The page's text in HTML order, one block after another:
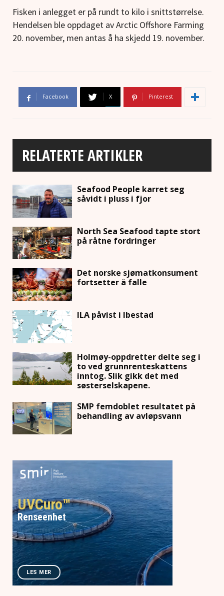
Fisken i anlegget er på rundt to kilo i snittstørrelse.
Hendelsen ble oppdaget av Arctic Offshore Farming
20. november, men antas å ha skjedd 19. november.
Facebook X Pinterest
RELATERTE ARTIKLER
Seafood People karret seg
såvidt i pluss i fjor
North Sea Seafood tapte stort
på råtne fordringer
Det norske sjømatkonsument
fortsetter å falle
ILA påvist i Ibestad
Holmøy-oppdretter delte seg i
to ved grunnrenteskattens
inntog. Slik gikk det med
søsterselskapene.
SMP femdoblet resultatet på
behandling av avløpsvann